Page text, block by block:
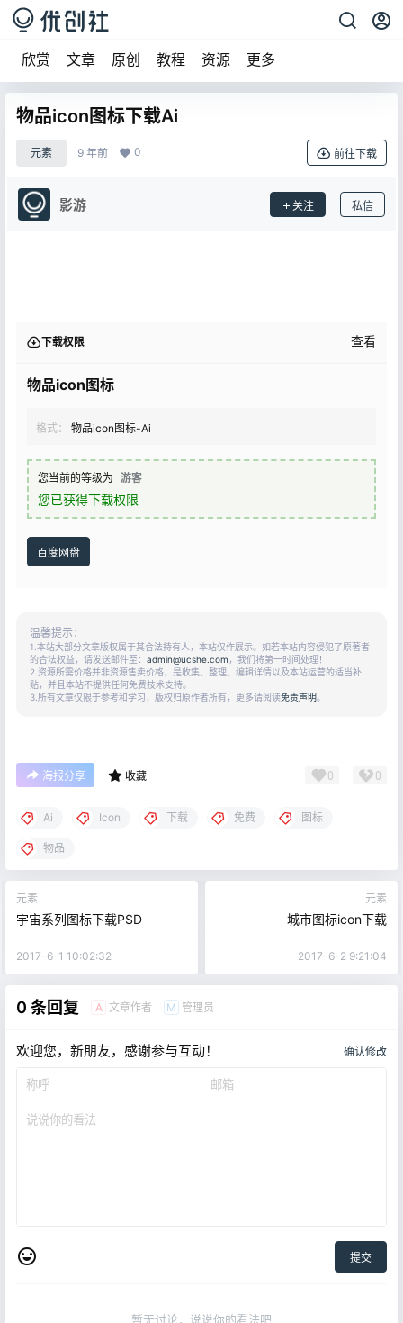
欣赏 文章 原创 教程 资源 更多
物品icon图标下载Ai
元素 9 年前 0 前往下载
影游 关注 私信
下载权限 查看
物品icon图标
格式： 物品icon图标-Ai
您当前的等级为 游客
您已获得下载权限
百度网盘
温馨提示：
1.本站大部分文章版权属于其合法持有人，本站仅作展示。如若本站内容侵犯了原著者
的合法权益，请发送邮件至： admin@ucshe.com ，我们将第一时间处理！
2.资源所需价格并非资源售卖价格，是收集、整理、编辑详情以及本站运营的适当补
贴，并且本站不提供任何免费技术支持。
3.所有文章仅限于参考和学习，版权归原作者所有，更多请阅读免责声明。
海报分享 收藏 0 0
Ai Icon 下载 免费 图标
物品
元素
宇宙系列图标下载PSD
2017-6-1 10:02:32
元素
城市图标icon下载
2017-6-2 9:21:04
0 条回复 A 文章作者 M 管理员
欢迎您，新朋友，感谢参与互动！ 确认修改
提交
暂无讨论，说说你的看法吧